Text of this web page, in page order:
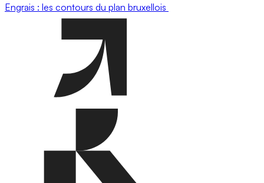
Engrais : les contours du plan bruxellois